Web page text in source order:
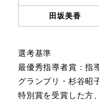
田坂美香
選考基準
最優秀指導者賞：指
グランプリ・杉谷昭
特別賞を受賞した方